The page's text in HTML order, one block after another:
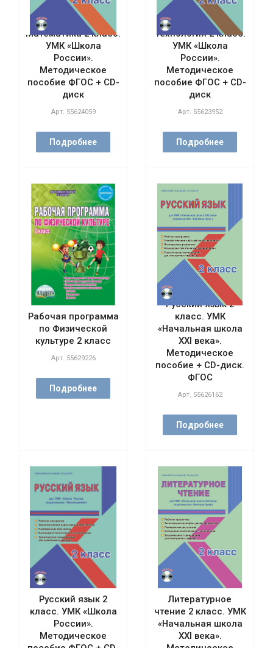
Математика 2 класс.
УМК «Школа
России».
Методическое
пособие ФГОС + CD-
диск
Арт. 55624059
Подробнее
Технология 2 класс.
УМК «Школа
России».
Методическое
пособие ФГОС + CD-
диск
Арт. 55623952
Подробнее
Рабочая программа
по Физической
культуре 2 класс
Арт. 55629226
Подробнее
Русский язык 2
класс. УМК
«Начальная школа
XXI века».
Методическое
пособие + CD-диск.
ФГОС
Арт. 55626162
Подробнее
Русский язык 2
класс. УМК «Школа
России».
Методическое
Литературное
чтение 2 класс. УМК
«Начальная школа
XXI века».